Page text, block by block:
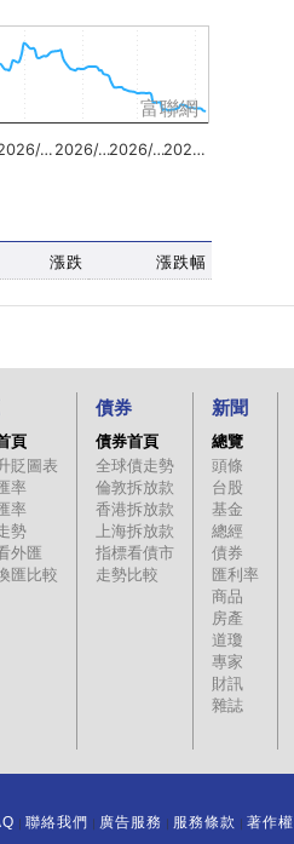
… 2026/…2026/…202…
富聯網
漲跌 漲跌幅
頁
貶圖表
率
率
勢
外匯
匯比較
債券
債券首頁
全球債走勢
倫敦拆放款
香港拆放款
上海拆放款
指標看債市
走勢比較
新聞
總覽
頭條
台股
基金
總經
債券
匯利率
商品
房產
道瓊
專家
財訊
雜誌
聯絡我們 廣告服務 服務條款 著作權